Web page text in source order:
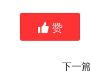
赞
下一篇